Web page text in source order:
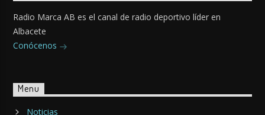
Radio Marca AB es el canal de radio deportivo líder en
Albacete
Conócenos
Menu
Noticias